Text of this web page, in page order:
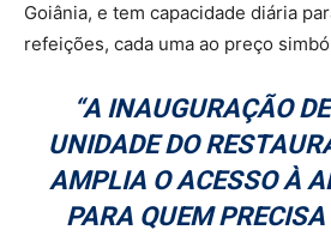
Goiânia, e tem capacidade diária
refeições, cada uma ao preço
“A INAUGURAÇÃO
UNIDADE DO
AMPLIA O ACESSO À
PARA QUEM